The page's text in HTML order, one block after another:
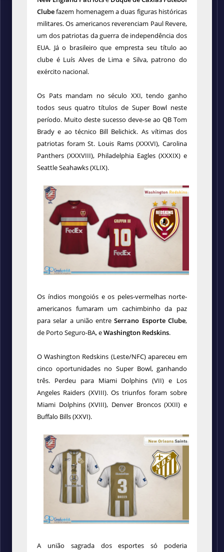
Clubefazem homenagem a duas figuras históricas
militares. Os americanos reverenciam Paul Revere,
um dos patriotas da guerra de independência dos
EUA. Já o brasileiro que empresta seu título ao
clube é Luís Alves de Lima e Silva, patrono do
exército nacional.
Os Pats mandam no século XXI, tendo ganho
todos seus quatro títulos de Super Bowl neste
período. Muito deste sucesso deve-se ao QB Tom
Brady e ao técnico Bill Belichick. As vítimas dos
patriotas foram St. Louis Rams (XXXVI), Carolina
Panthers (XXXVIII), Philadelphia Eagles (XXXIX) e
Seattle Seahawks (XLIX).
Os índios mongoiós e os peles-vermelhas norte-
americanos fumaram um cachimbinho da paz
para selar a união entreSerrano Esporte Clube,
de Porto Seguro-BA, eWashington Redskins.
O Washington Redskins (Leste/NFC) apareceu em
cinco oportunidades no Super Bowl, ganhando
três. Perdeu para Miami Dolphins (VII) e Los
Angeles Raiders (XVIII). Os triunfos foram sobre
Miami Dolphins (XVIII), Denver Broncos (XXII) e
Buffalo Bills (XXVI).
A união sagrada dos esportes só poderia